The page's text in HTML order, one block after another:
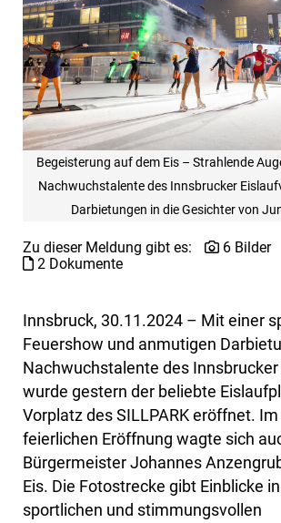
Begeisterung auf dem Eis – Strahlende
Nachwuchstalente des Innsbrucker
Darbietungen in die Gesichter von
Zu dieser Meldung gibt es:
6 Bilder
2 Dokumente
Innsbruck, 30.11.2024 – Mit einer
Feuershow und anmutigen
Nachwuchstalente des
wurde gestern der beliebte
Vorplatz des SILLPARK eröffnet.
feierlichen Eröffnung wagte sich
Bürgermeister Johannes
Eis. Die Fotostrecke gibt Einblicke
sportlichen und stimmungsvollen